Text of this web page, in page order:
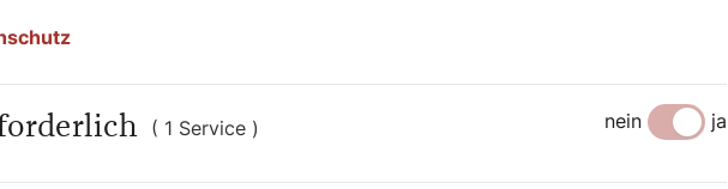
und Jugendlichen heutzutage häufig
( 1 Service ) nein ja